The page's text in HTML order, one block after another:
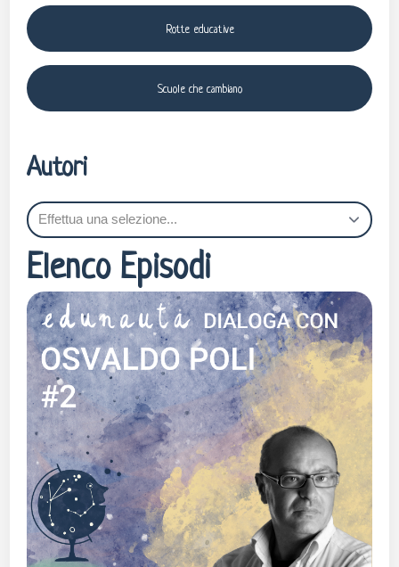
Rotte educative
Scuole che cambiano
Autori
Elenco Episodi